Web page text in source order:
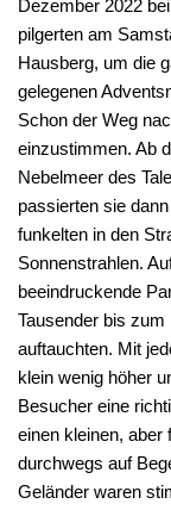
Dezember 2022
pilgerten am
Hausberg, um die
gelegenen
Schon der Weg
einzustimmen. Ab
Nebelmeer des
passierten sie
funkelten in den
Sonnenstrahlen.
beeindruckende
Tausender bis
auftauchten. Mit
klein wenig höher
Besucher eine
einen kleinen, aber
durchwegs auf
Geländer waren